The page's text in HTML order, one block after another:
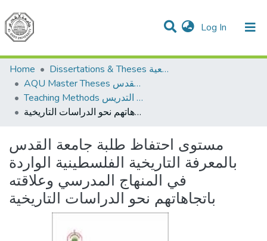
Log In (current)
Communities & Collections
All of DSpace
Home
Dissertations & Theses الرسائل الجامعية
AQU Master Theses الرسائل الجامعية الخاصة بجامعة القدس
Teaching Methods أساليب التدريس
مستوى احتفاظ طلبة جامعة القدس بالمعرفة التاريخية الفلسطينية الواردة في المنهاج المدرسي وعلاقته باتجاهاتهم نحو الدراسات التاريخية
مستوى احتفاظ طلبة جامعة القدس
بالمعرفة التاريخية الفلسطينية الواردة
في المنهاج المدرسي وعلاقته
باتجاهاتهم نحو الدراسات التاريخية